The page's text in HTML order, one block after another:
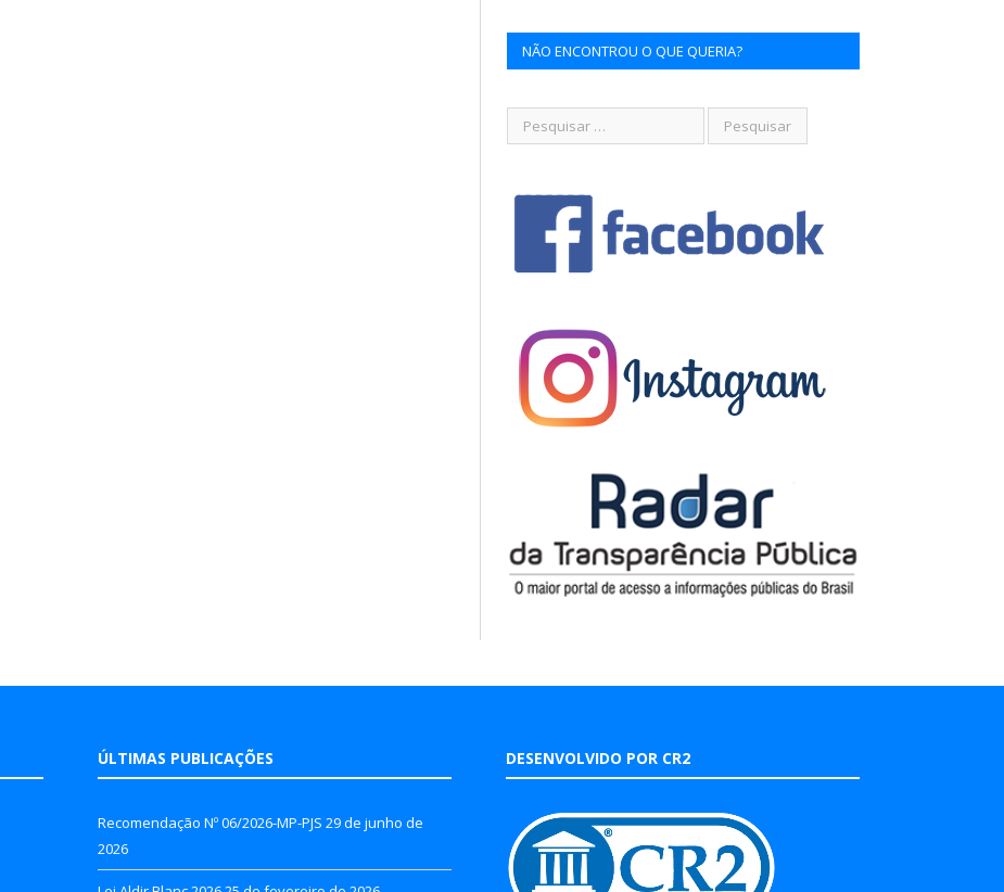
NÃO ENCONTROU O QUE QUERIA?
ÚLTIMAS PUBLICAÇÕES
Recomendação Nº 06/2026-MP-PJS 29 de junho de
2026
DESENVOLVIDO POR CR2